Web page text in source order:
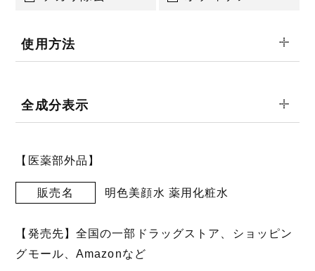
使用方法
全成分表示
【医薬部外品】
販売名 明色美顔水 薬用化粧水
【発売先】全国の一部ドラッグストア、ショッピン
グモール、Amazonなど